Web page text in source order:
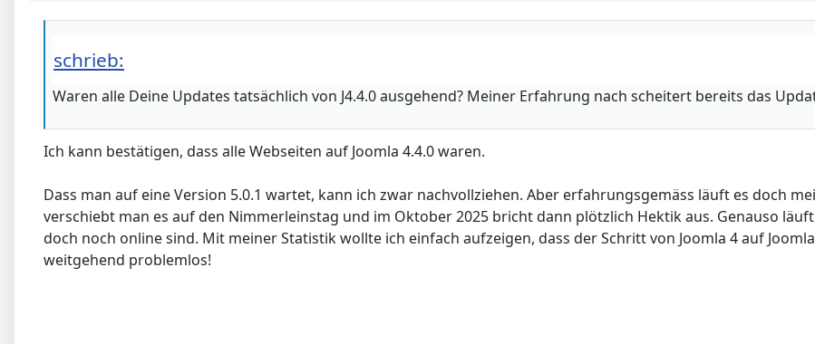
schrieb:
Waren alle Deine Updates tatsächlich von J4.4.0 ausgehend? Meiner Erfahrung nach scheitert bereits das
Ich kann bestätigen, dass alle Webseiten auf Joomla 4.4.0 waren.
Dass man auf eine Version 5.0.1 wartet, kann ich zwar nachvollziehen. Aber erfahrungsgemäss läuft es doch
verschiebt man es auf den Nimmerleinstag und im Oktober 2025 bricht dann plötzlich Hektik aus. Genauso
doch noch online sind. Mit meiner Statistik wollte ich einfach aufzeigen, dass der Schritt von Joomla 4 auf
weitgehend problemlos!